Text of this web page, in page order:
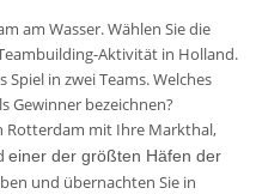
am Wasser. Wählen Sie die
Aktivität in Holland.
Spiel in zwei Teams. Welches
Gewinner bezeichnen?
Rotterdam mit Ihre Markthal,
einer der größten Häfen der
und übernachten Sie in